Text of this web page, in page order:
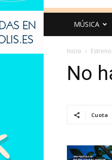
MÚSICA
Inicio
No
Cuota